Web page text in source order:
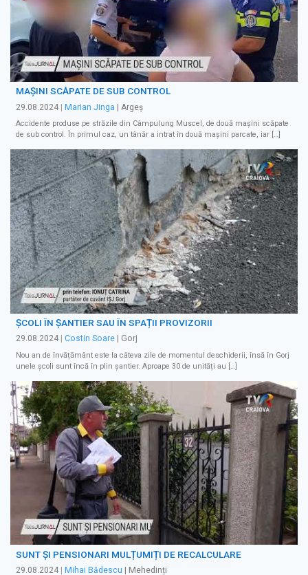
MAȘINI SCĂPATE DE SUB CONTROL
29.08.2024 | Marian Jinga | Argeș
Accidente produse pe străzile din Câmpulung Muscel, de două mașini scăpate
de sub control. În primul caz, un tânăr a intrat în două mașini parcate, iar […]
ȘCOLI ÎN ȘANTIER SAU ÎN SPAȚII PROVIZORII
29.08.2024 Costin Soare | Gorj
Nou an de învățământ este la câteva zile de momentul deschiderii, însă în Gorj
unele școli sunt încă în plin șantier. Aproape 30 de unități au […]
SUNT ȘI PENSIONARI MULȚUMIȚI DE RECALCULARE
29.08.2024 Mihai Bădescu | Mehedinți